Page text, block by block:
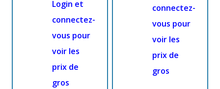
Login et
connectez-
vous pour
voir les
prix de
gros
connectez-
vous pour
voir les
prix de
gros